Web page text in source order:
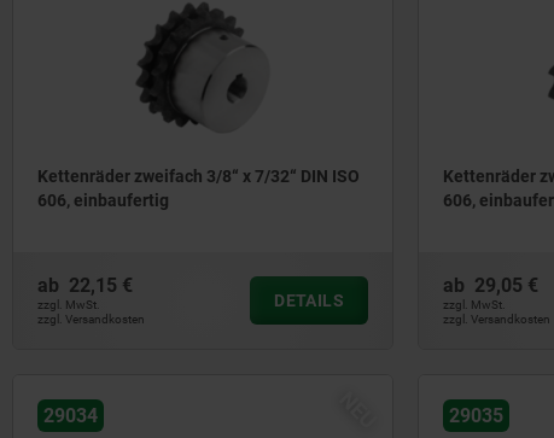
Kettenräder zweifach 3/8“ x 7/32“ DIN ISO
606, einbaufertig
ab 22,15 €
zzgl. MwSt.
zzgl. Versandkosten
DETAILS
Kettenräder
606,
ab 29,05 €
zzgl. MwSt.
zzgl. Versandkosten
29034 29035